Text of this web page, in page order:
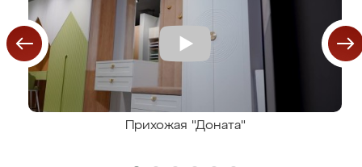
Прихожая "Доната"